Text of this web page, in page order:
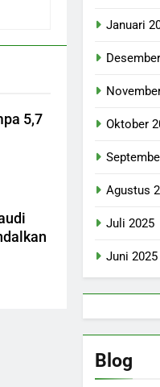
5,7
Januari
Oktober
Agustus
Juli 2025
Juni 2025
Blog